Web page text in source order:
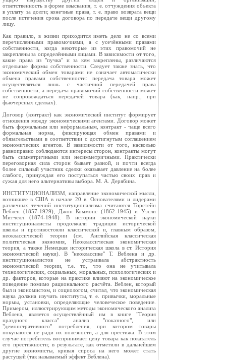
ответственность в форме взыскания, т. е. отчуждения объекта
в уплату за долги; конечные права, т. е. право возврата вещи
после истечения срока договора по передаче вещи другому
лицу.
Как правило, в жизни приходится иметь дело не со всеми
перечисленными правомочиями, а с усечёнными правами
собственности, когда некоторые из этих правомочий не
закреплены за определёнными лицами. В зависимости от того,
какие права из "пучка" и за кем закреплены, различаются
отдельные формы собственности. Следует также знать, что
экономический обмен товарами не означает автоматически
обмена правами собственности: передача товара может
осуществляться лишь с частичной передачей права
собственности, а передача правомочий собственности может
не сопровождаться передачей товара (как, напр., при
фьючерсных сделках).
Договор (контракт) как экономический институт формирует
отношения между экономическими агентами. Договор может
быть формальным или неформальным, контракт - чаще всего
формальная норма, фиксирующая обмен правами и
обязательствами в соответствии с достигнутым соглашением
экономических агентов. В зависимости от того, насколько
равноправно соблюдаются интересы сторон, контракты могут
быть симметричными или несимметричными. Практически
переговорная сила сторон бывает разной, и почти всегда
более сильный участник сделки оказывает давление на более
слабого, принуждая его поступаться частью своих прав и
сужая для него альтернативы выбора. М. А. Дерябина.
ИНСТИТУЦИОНАЛИЗМ, направление экономической мысли,
возникшее в США в начале 20 в. Основателями и лидерами
различных течений институционализма считаются Торстейн
Веблен (1857-1929), Джон Коммонс (1862-1945) и Уэсли
Митчелл (1874-1948). В истории экономической науки
институционалисты продолжали традиции исторической
школы и противостояли классической и, главным образом,
неоклассической теории (см. Английская классическая
политическая экономия, Неоклассическая экономическая
теория, а также Немецкая историческая школа в ст. История
экономической науки). В "неоклассике" Т. Веблена и др.
институционалистов не устраивала абстрактность
экономической теории, т.е. то, что она не учитывала
технологических, социальных, моральных, психологических и
др. факторов, которые на практике влияют на экономическое
поведение помимо рационального расчёта. Веблен, который
был и экономистом, и социологом, считал, что экономическая
наука должна изучать институты, т. е. привычки, моральные
нормы, установки, определяющие человеческое поведение.
Примером, иллюстрирующим методы экономического анализа
Веблена, является осуществлённый им в книге "Теория
праздного класса" анализ "показного", или
"демонстративного" потребления, при котором товары
покупаются не ради их полезности, а для престижа. В этом
случае потребитель воспринимает цену товара как показатель
его престижности; в результате, как отметили в дальнейшем
другие экономисты, кривая спроса на него может стать
растущей (так называемый эффект Веблена).